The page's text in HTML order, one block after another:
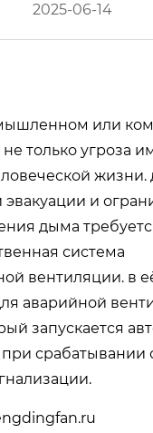
2025-06-14
или
только угроза
жизни.
и
дыма
система
вентиляции. в
аварийной
запускается
срабатывании